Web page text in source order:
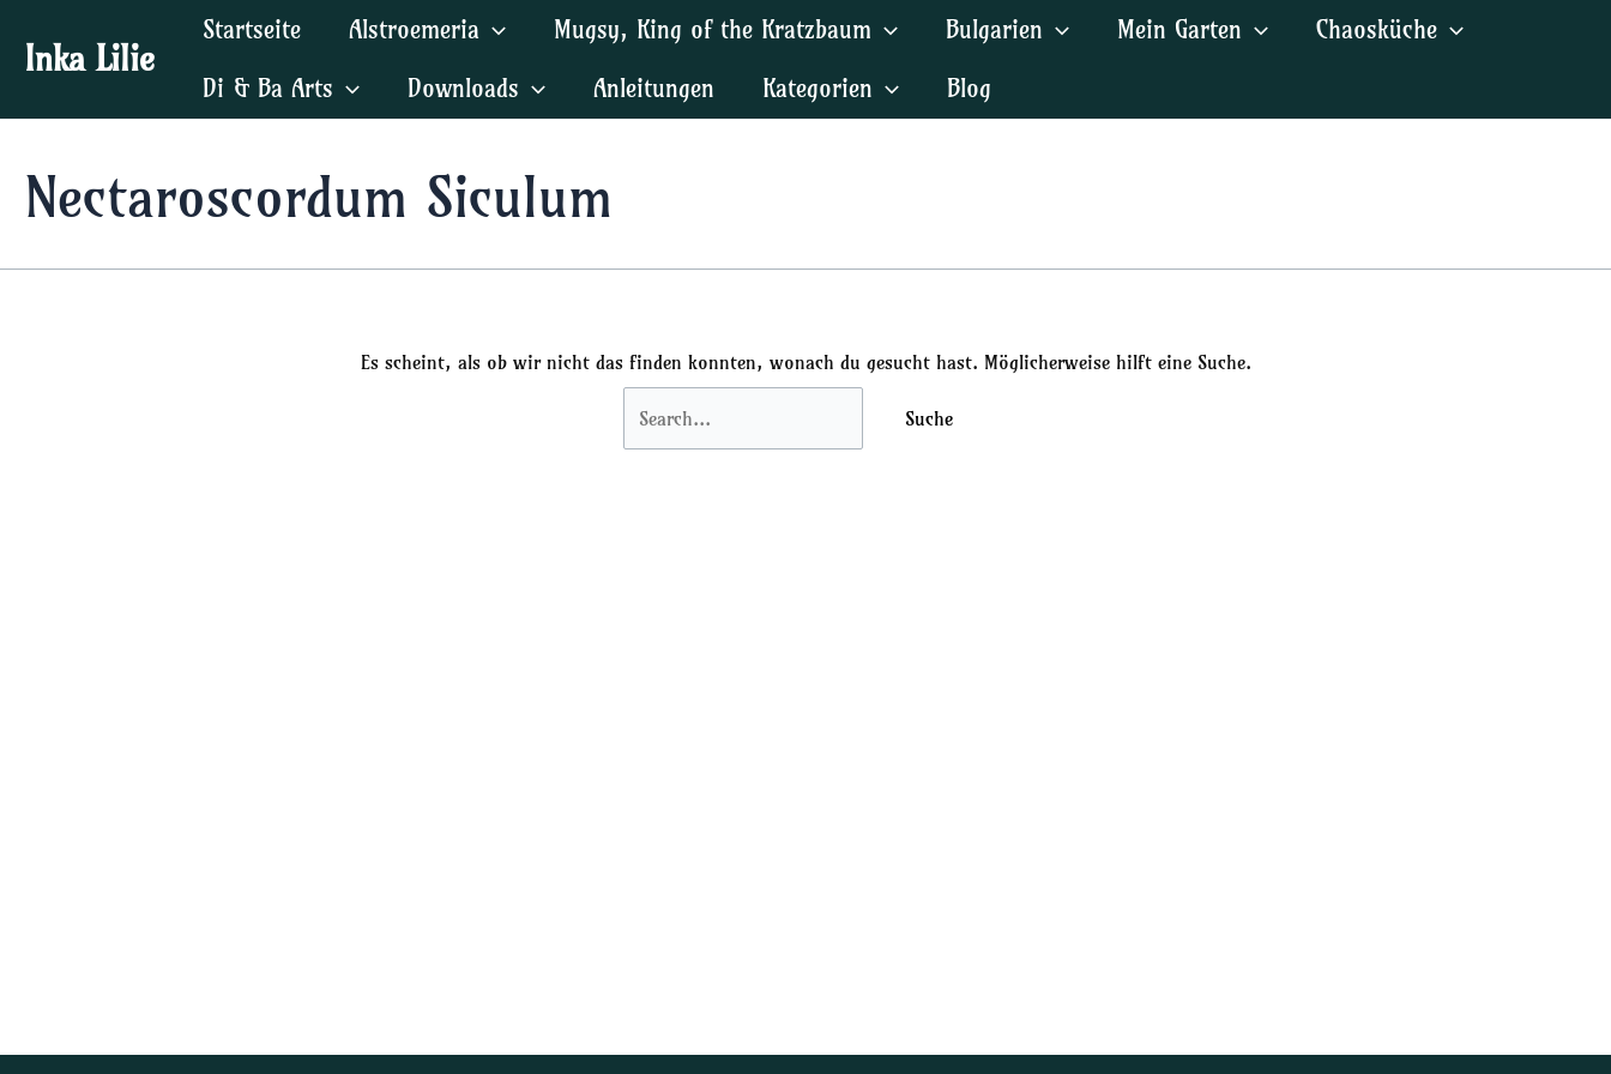
Inhalt
springen
Inka Lilie
Startseite Alstroemeria Mugsy, King of the Kratzbaum Bulgarien Mein Garten
Chaosküche
Di & Ba Arts
Downloads Anleitungen Kategorien Blog
Nectaroscordum Siculum
Es scheint, als ob wir nicht das finden konnten, wonach du gesucht hast. Möglicherweise hilft eine Suche.
Suchen
nach: